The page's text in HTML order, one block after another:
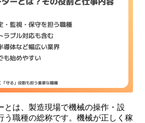
とは、製造現場で機械の操作・設
う職種の総称です。機械が正しく稼